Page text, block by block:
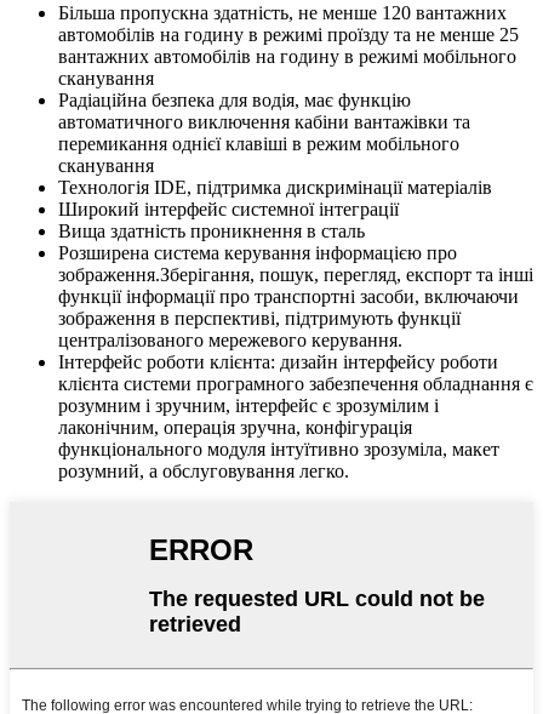
Більша пропускна здатність, не менше 120 вантажних
автомобілів на годину в режимі проїзду та не менше 25
вантажних автомобілів на годину в режимі мобільного
сканування
Радіаційна безпека для водія, має функцію
автоматичного виключення кабіни вантажівки та
перемикання однієї клавіші в режим мобільного
сканування
Технологія IDE, підтримка дискримінації матеріалів
Широкий інтерфейс системної інтеграції
Вища здатність проникнення в сталь
Розширена система керування інформацією про
зображення.Зберігання, пошук, перегляд, експорт та інші
функції інформації про транспортні засоби, включаючи
зображення в перспективі, підтримують функції
централізованого мережевого керування.
Інтерфейс роботи клієнта: дизайн інтерфейсу роботи
клієнта системи програмного забезпечення обладнання є
розумним і зручним, інтерфейс є зрозумілим і
лаконічним, операція зручна, конфігурація
функціонального модуля інтуїтивно зрозуміла, макет
розумний, а обслуговування легко.